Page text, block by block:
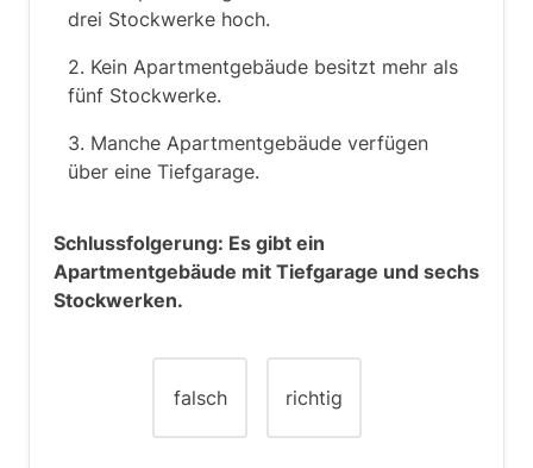
drei Stockwerke hoch.
2. Kein Apartmentgebäude besitzt mehr als
fünf Stockwerke.
3. Manche Apartmentgebäude verfügen
über eine Tiefgarage.
Schlussfolgerung: Es gibt ein
Apartmentgebäude mit Tiefgarage und sechs
Stockwerken.
falsch richtig